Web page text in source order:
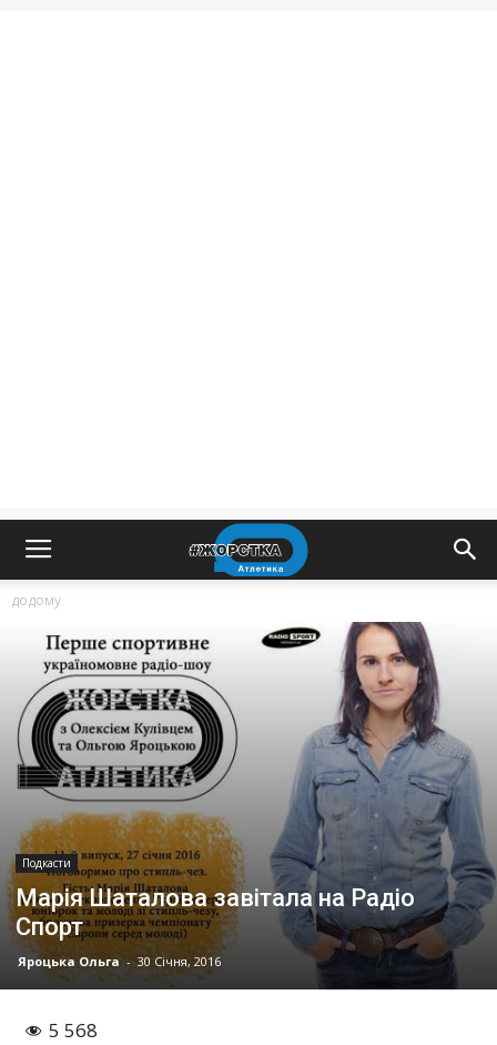
додому
Подкасти
Марія Шаталова завітала на Радіо
Спорт
Яроцька Ольга - 30 Січня, 2016
5 568